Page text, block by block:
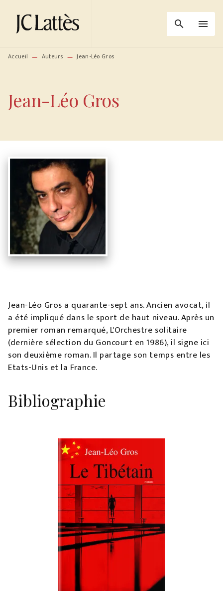
MENU RECHERCHE
PIED DE PAGE
search menu
Accueil — Auteurs — Jean-Léo Gros
Jean-Léo Gros
Jean-Léo Gros a quarante-sept ans. Ancien avocat, il
a été impliqué dans le sport de haut niveau. Après un
premier roman remarqué, L'Orchestre solitaire
(dernière sélection du Goncourt en 1986), il signe ici
son deuxième roman. Il partage son temps entre les
Etats-Unis et la France.
Bibliographie